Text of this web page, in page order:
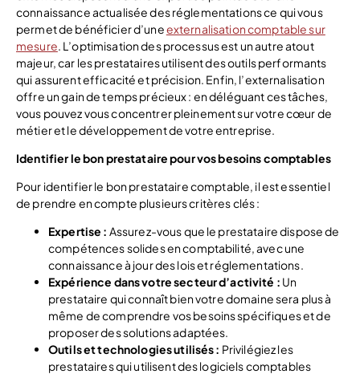
connaissance actualisée des réglementations ce qui vous
permet de bénéficier d’uneexternalisation comptable sur
mesure. L’optimisation des processus est un autre atout
majeur, car les prestataires utilisent des outils performants
qui assurent efficacité et précision. Enfin, l’externalisation
offre un gain de temps précieux : en déléguant ces tâches,
vous pouvez vous concentrer pleinement sur votre cœur de
métier et le développement de votre entreprise.
Identifier le bon prestataire pour vos besoins comptables
Pour identifier le bon prestataire comptable, il est essentiel
de prendre en compte plusieurs critères clés :
Expertise : Assurez-vous que le prestataire dispose de
compétences solides en comptabilité, avec une
connaissance à jour des lois et réglementations.
Expérience dans votre secteur d’activité : Un
prestataire qui connaît bien votre domaine sera plus à
même de comprendre vos besoins spécifiques et de
proposer des solutions adaptées.
Outils et technologies utilisés : Privilégiez les
prestataires qui utilisent des logiciels comptables